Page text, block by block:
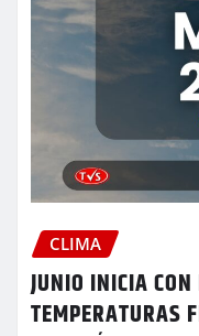
CLIMA
JUNIO INICIA
TEMPERATURAS